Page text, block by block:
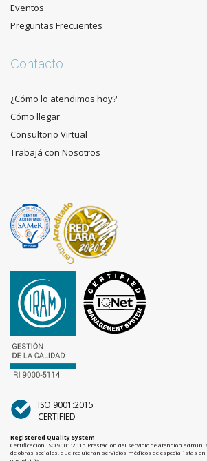
Eventos
Preguntas Frecuentes
Contacto
¿Cómo lo atendimos hoy?
Cómo llegar
Consultorio Virtual
Trabajá con Nosotros
ISO 9001:2015
CERTIFIED
Registered Quality System
Certificación ISO 9001:2015 Prestación del servicio de atención
de obras sociales, que requieran servicios médicos de especialistas